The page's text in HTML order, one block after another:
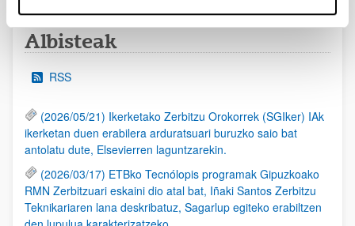
Albisteak
RSS
(2026/05/21) Ikerketako Zerbitzu Orokorrek (SGIker) IAk
ikerketan duen erabilera arduratsuari buruzko saio bat
antolatu dute, Elsevierren laguntzarekin.
(2026/03/17) ETBko Tecnólopis programak Gipuzkoako
RMN Zerbitzuari eskaini dio atal bat, Iñaki Santos Zerbitzu
Teknikariaren lana deskribatuz, Sagarlup egiteko erabiltzen